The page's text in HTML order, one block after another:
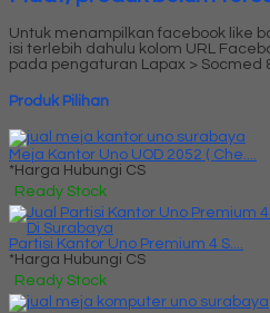
Untuk menampilkan facebook like
isi terlebih dahulu kolom URL
pada pengaturan Lapax > Socmed
Produk Pilihan
Meja Kantor Uno UOD 2052 ( Che....
*Harga Hubungi CS
Ready Stock
Partisi Kantor Uno Premium 4 S....
*Harga Hubungi CS
Ready Stock